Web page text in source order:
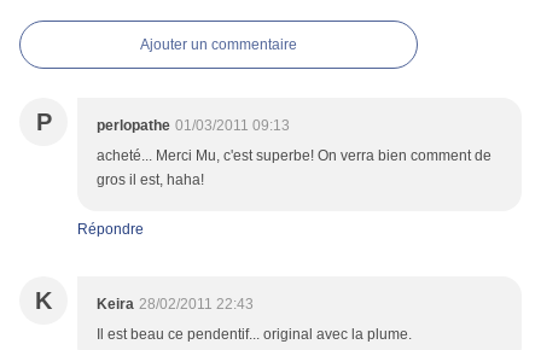
Ajouter un commentaire
P perlopathe 01/03/2011 09:13
acheté... Merci Mu, c'est superbe! On verra bien comment de
gros il est, haha!
Répondre
K Keira 28/02/2011 22:43
Il est beau ce pendentif... original avec la plume.